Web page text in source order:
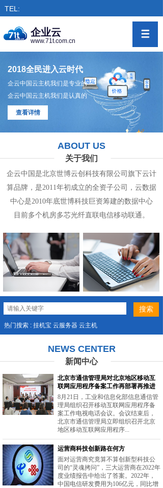
TEL:
企业云
www.71t.com.cn
2018全民进入云时代
企云中国云主机我们是专业的
企云中国云主机我们是认真的
查看详情
ABOUT US
关于我们
企云中国是北京世博云创科技有限公司旗下云计
算品牌，是2011年初成立的全资子公司， 云数据
中心是2010年底世博科技巨资筹建的数据中心
目前多个机房多芯光纤直联电信移动联通。
热门搜索 : 挂机宝 云服务器 云主机
NEWS CENTER
新闻中心
北京市通信管理局对北京地区移动互
联网应用程序备案工作再部署再推进
8月21日，工业和信息化部信息通信管
理局组织召开移动互联网应用程序备
案工作电视电话会议。会议结束后，
北京市通信管理局立即组织召开北京
地区移动互联网应用程序...
运营商科技创新路在何方
面对运营商究竟算不算创新型科技公
司的“灵魂拷问”，三大运营商在2022年
度业绩报告中给出了答案。2022年，
中国电信研发费用为106亿元，同比增